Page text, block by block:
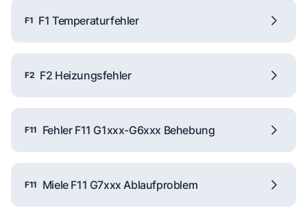
F1 F1 Temperaturfehler
F2 F2 Heizungsfehler
F11 Fehler F11 G1xxx-G6xxx Behebung
F11 Miele F11 G7xxx Ablaufproblem